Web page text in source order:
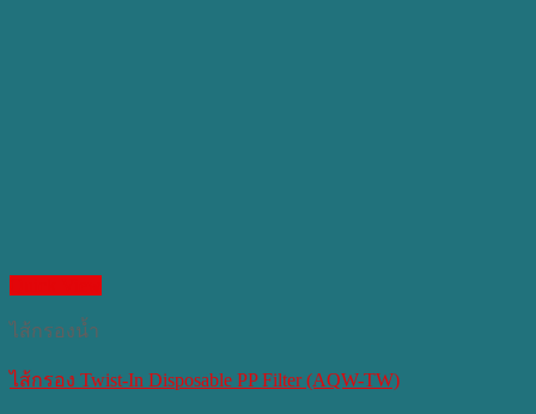
ไส้กรองน้ำ
ไส้กรอง Twist-In Disposable PP Filter (AQW-TW)